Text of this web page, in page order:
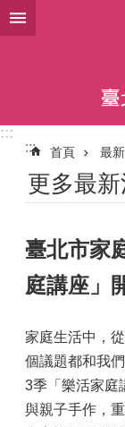
跳到主要內容區塊
:::
:::
首頁 最
更多最新
臺北市家
庭講座」
家庭生活中，
個議題都和我
3季「樂活家庭
與親子手作，